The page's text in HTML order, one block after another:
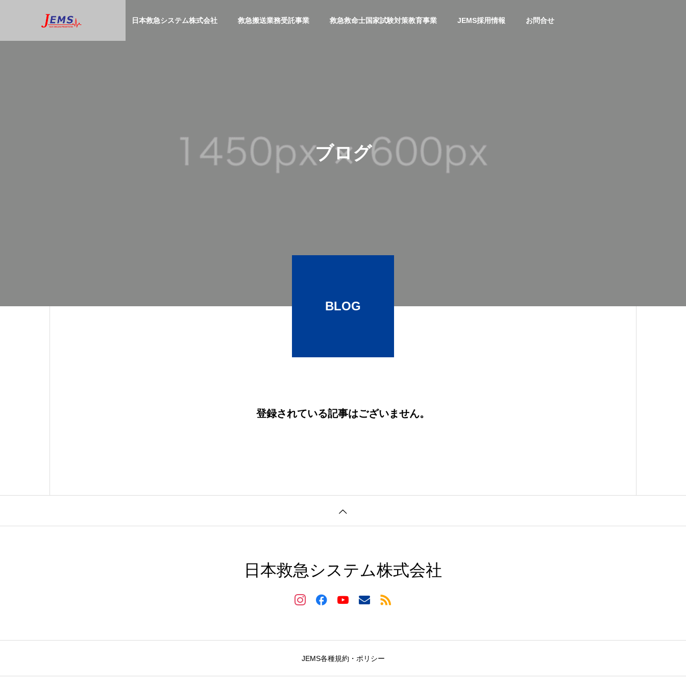
日本救急システム株式会社 救急搬送業務受託事業 救急救命士国家試験対策教育事業 JEMS採用情報 お問合せ
ブログ
BLOG
登録されている記事はございません。
日本救急システム株式会社
JEMS各種規約・ポリシー